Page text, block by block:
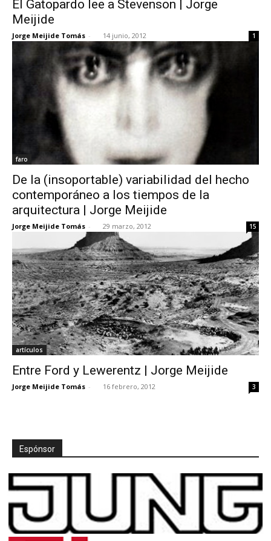
El Gatopardo lee a Stevenson | Jorge
Meijide
Jorge Meijide Tomás - 14 junio, 2012 1
faro
De la (insoportable) variabilidad del hecho
contemporáneo a los tiempos de la
arquitectura | Jorge Meijide
Jorge Meijide Tomás - 29 marzo, 2012 15
artículos
Entre Ford y Lewerentz | Jorge Meijide
Jorge Meijide Tomás - 16 febrero, 2012 3
Espónsor